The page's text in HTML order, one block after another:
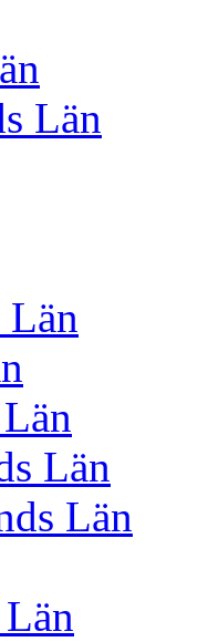
Län
Län
Län
Län